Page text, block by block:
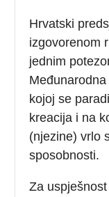
Hrvatski
izgovorenom
jednim
kojoj se
kreacija i na
(njezine) vrlo
sposobnosti.
Za